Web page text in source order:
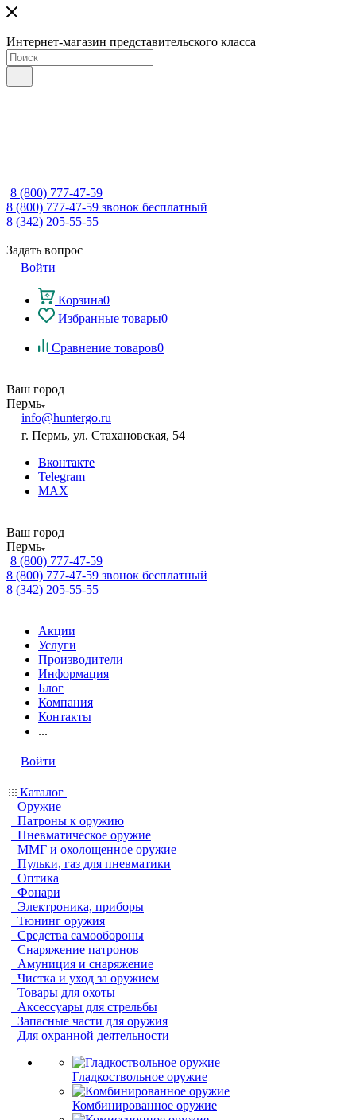
Интернет-магазин представительского класса
8 (800) 777-47-59
8 (800) 777-47-59 звонок бесплатный
8 (342) 205-55-55
Задать вопрос
Войти
Корзина0
Избранные товары0
Сравнение товаров0
Ваш город
Пермь
info@huntergo.ru
г. Пермь, ул. Стахановская, 54
Вконтакте
Telegram
MAX
Ваш город
Пермь
8 (800) 777-47-59
8 (800) 777-47-59 звонок бесплатный
8 (342) 205-55-55
Акции
Услуги
Производители
Информация
Блог
Компания
Контакты
...
Войти
Каталог
Оружие
Патроны к оружию
Пневматическое оружие
ММГ и охолощенное оружие
Пульки, газ для пневматики
Оптика
Фонари
Электроника, приборы
Тюнинг оружия
Средства самообороны
Снаряжение патронов
Амуниция и снаряжение
Чистка и уход за оружием
Товары для охоты
Аксессуары для стрельбы
Запасные части для оружия
Для охранной деятельности
Гладкоствольное оружие
Комбинированное оружие